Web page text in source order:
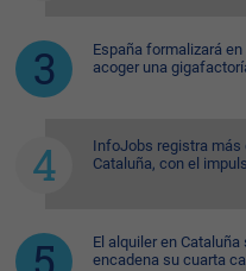
España formalizará
acoger una
InfoJobs registra más
Cataluña, con el
El alquiler en
encadena su cuarta